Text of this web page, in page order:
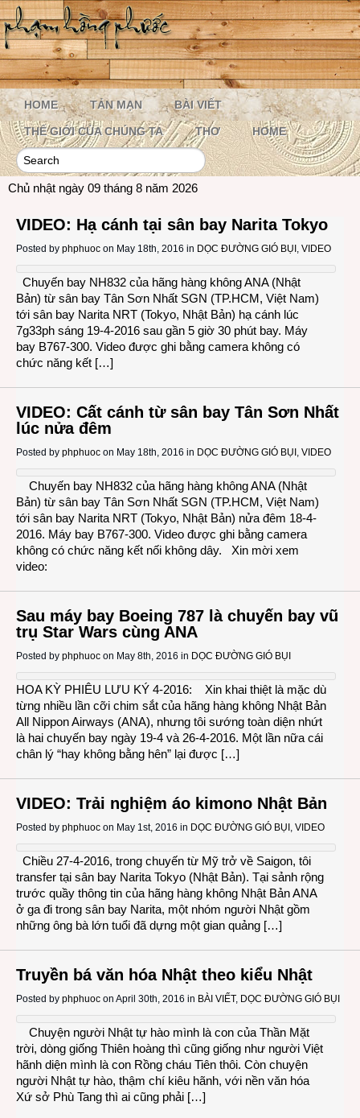
HOME TẢN MẠN BÀI VIẾT
THẾ GIỚI CỦA CHÚNG TA THƠ HOME
Chủ nhật ngày 09 tháng 8 năm 2026
VIDEO: Hạ cánh tại sân bay Narita Tokyo
Posted by phphuoc on May 18th, 2016 in DỌC ĐƯỜNG GIÓ BỤI , VIDEO
Chuyến bay NH832 của hãng hàng không ANA (Nhật
Bản) từ sân bay Tân Sơn Nhất SGN (TP.HCM, Việt Nam)
tới sân bay Narita NRT (Tokyo, Nhật Bản) hạ cánh lúc
7g33ph sáng 19-4-2016 sau gần 5 giờ 30 phút bay. Máy
bay B767-300. Video được ghi bằng camera không có
chức năng kết […]
VIDEO: Cất cánh từ sân bay Tân Sơn Nhất
lúc nửa đêm
Posted by phphuoc on May 18th, 2016 in DỌC ĐƯỜNG GIÓ BỤI , VIDEO
Chuyến bay NH832 của hãng hàng không ANA (Nhật
Bản) từ sân bay Tân Sơn Nhất SGN (TP.HCM, Việt Nam)
tới sân bay Narita NRT (Tokyo, Nhật Bản) nửa đêm 18-4-
2016. Máy bay B767-300. Video được ghi bằng camera
không có chức năng kết nối không dây. Xin mời xem
video:
Sau máy bay Boeing 787 là chuyến bay vũ
trụ Star Wars cùng ANA
Posted by phphuoc on May 8th, 2016 in DỌC ĐƯỜNG GIÓ BỤI
HOA KỲ PHIÊU LƯU KÝ 4-2016: Xin khai thiệt là mặc dù
từng nhiều lần cỡi chim sắt của hãng hàng không Nhật Bản
All Nippon Airways (ANA), nhưng tôi sướng toàn diện nhứt
là hai chuyến bay ngày 19-4 và 26-4-2016. Một lần nữa cái
chân lý “hay không bằng hên” lại được […]
VIDEO: Trải nghiệm áo kimono Nhật Bản
Posted by phphuoc on May 1st, 2016 in DỌC ĐƯỜNG GIÓ BỤI , VIDEO
Chiều 27-4-2016, trong chuyến từ Mỹ trở về Saigon, tôi
transfer tại sân bay Narita Tokyo (Nhật Bản). Tại sảnh rộng
trước quầy thông tin của hãng hàng không Nhật Bản ANA
ở ga đi trong sân bay Narita, một nhóm người Nhật gồm
những ông bà lớn tuổi đã dựng một gian quảng […]
Truyền bá văn hóa Nhật theo kiểu Nhật
Posted by phphuoc on April 30th, 2016 in BÀI VIẾT, DỌC ĐƯỜNG GIÓ BỤI
Chuyện người Nhật tự hào mình là con của Thần Mặt
trời, dòng giống Thiên hoàng thì cũng giống như người Việt
hãnh diện mình là con Rồng cháu Tiên thôi. Còn chuyện
người Nhật tự hào, thậm chí kiêu hãnh, với nền văn hóa
Xứ sở Phù Tang thì ai cũng phải […]